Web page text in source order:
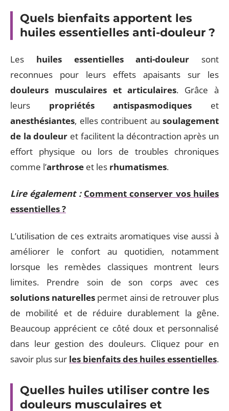
Quels bienfaits apportent les
huiles essentielles anti-douleur ?
Les huiles essentielles anti-douleur sont
reconnues pour leurs effets apaisants sur les
douleurs musculaires et articulaires. Grâce à
leurs propriétés antispasmodiques et
anesthésiantes, elles contribuent au soulagement
de la douleur et facilitent la décontraction après un
effort physique ou lors de troubles chroniques
comme l’arthrose et les rhumatismes.
Lire également : Comment conserver vos huiles
essentielles ?
L’utilisation de ces extraits aromatiques vise aussi à
améliorer le confort au quotidien, notamment
lorsque les remèdes classiques montrent leurs
limites. Prendre soin de son corps avec ces
solutions naturelles permet ainsi de retrouver plus
de mobilité et de réduire durablement la gêne.
Beaucoup apprécient ce côté doux et personnalisé
dans leur gestion des douleurs. Cliquez pour en
savoir plus sur les bienfaits des huiles essentielles.
Quelles huiles utiliser contre les
douleurs musculaires et